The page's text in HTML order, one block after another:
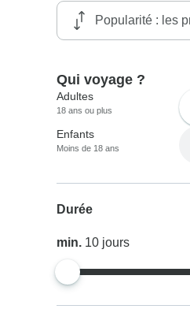
Qui voyage ?
Adultes
18 ans ou plus
Enfants
Moins de 18 ans
Durée
min. 10 jours